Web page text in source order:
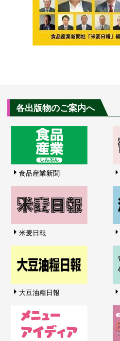
各出版物のご案内へ
食品産業新聞
米麦日報
大豆油糧日報